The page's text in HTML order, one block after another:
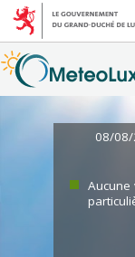
08/
Aucune